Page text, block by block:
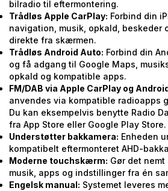
bilradio til eftermontering.
Trådløs Apple CarPlay: Forbind din
navigation, musik, opkald, beskeder
direkte fra skærmen.
Trådløs Android Auto: Forbind din
og få adgang til Google Maps,
opkald og kompatible apps.
FM/DAB via Apple CarPlay og
anvendes via kompatible radioapps
Du kan eksempelvis benytte Radio
fra App Store eller Google Play Store.
Understøtter bakkamera: Enheden
kompatibelt eftermonteret AHD-
Moderne touchskærm: Gør det
musik, apps og indstillinger fra én
Engelsk manual: Systemet leveres